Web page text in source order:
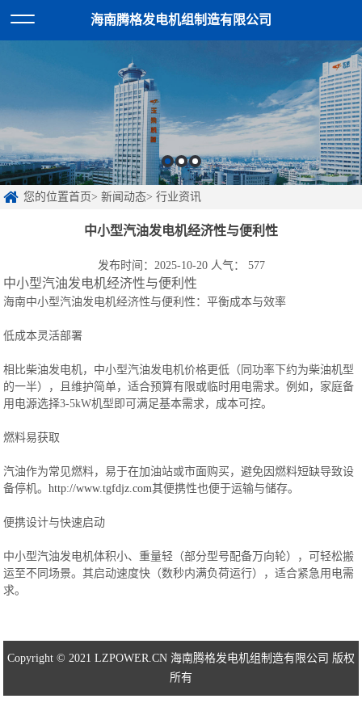
海南腾格发电机组制造有限公司
您的位置首页> 新闻动态> 行业资讯
中小型汽油发电机经济性与便利性
发布时间：2025-10-20 人气： 577
中小型汽油发电机经济性与便利性
海南中小型汽油发电机经济性与便利性：平衡成本与效率
低成本灵活部署
相比柴油发电机，中小型汽油发电机价格更低（同功率下约为柴油机型
的一半），且维护简单，适合预算有限或临时用电需求。例如，家庭备
用电源选择3-5kW机型即可满足基本需求，成本可控。
燃料易获取
汽油作为常见燃料，易于在加油站或市面购买，避免因燃料短缺导致设
备停机。http://www.tgfdjz.com其便携性也便于运输与储存。
便携设计与快速启动
中小型汽油发电机体积小、重量轻（部分型号配备万向轮），可轻松搬
运至不同场景。其启动速度快（数秒内满负荷运行），适合紧急用电需
求。
Copyright © 2021 LZPOWER.CN 海南腾格发电机组制造有限公司 版权
所有